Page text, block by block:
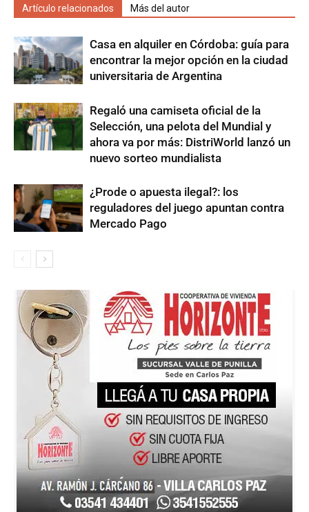
Artículo relacionados Más del autor
Casa en alquiler en Córdoba: guía para
encontrar la mejor opción en la ciudad
universitaria de Argentina
Regaló una camiseta oficial de la
Selección, una pelota del Mundial y
ahora va por más: DistriWorld lanzó un
nuevo sorteo mundialista
¿Prode o apuesta ilegal?: los
reguladores del juego apuntan contra
Mercado Pago